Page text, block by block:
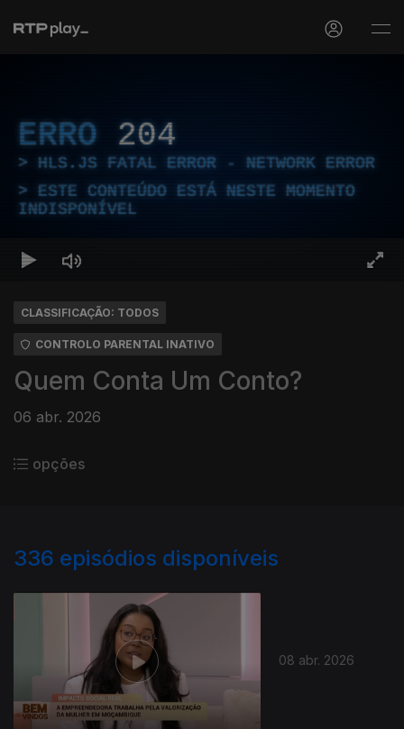
ERRO 204
HLS.JS FATAL ERROR - NETWORK ERROR
ESTE CONTEÚDO ESTÁ NESTE MOMENTO
INDISPONÍVEL
CLASSIFICAÇÃO: TODOS
CONTROLO PARENTAL INATIVO
Quem Conta Um Conto?
06 abr. 2026
opções
336 episódios disponíveis
08 abr. 2026